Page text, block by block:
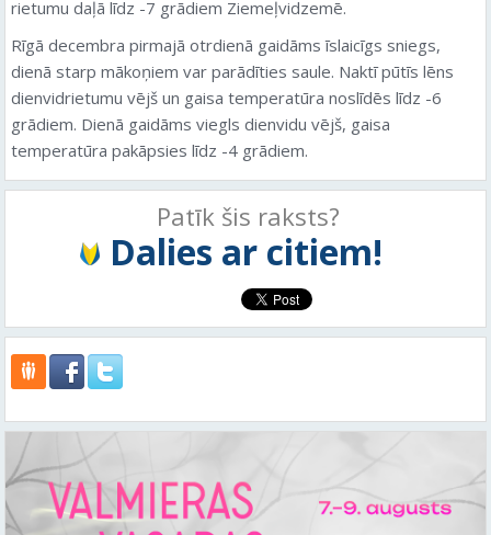
rietumu daļā līdz -7 grādiem Ziemeļvidzemē.
Rīgā decembra pirmajā otrdienā gaidāms īslaicīgs sniegs,
dienā starp mākoņiem var parādīties saule. Naktī pūtīs lēns
dienvidrietumu vējš un gaisa temperatūra noslīdēs līdz -6
grādiem. Dienā gaidāms viegls dienvidu vējš, gaisa
temperatūra pakāpsies līdz -4 grādiem.
Patīk šis raksts?
Dalies ar citiem!